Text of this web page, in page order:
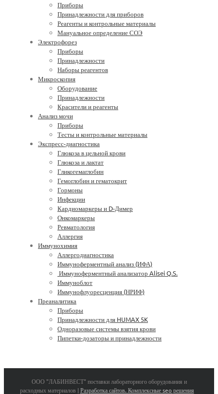
Приборы
Принадлежности для приборов
Реагенты и контрольные материалы
Мануальное определение СОЭ
Электрофорез
Приборы
Принадлежности
Наборы реагентов
Микроскопия
Оборудование
Принадлежности
Красители и реагенты
Анализ мочи
Приборы
Тесты и контрольные материалы
Экспресс-диагностика
Глюкоза в цельной крови
Глюкоза и лактат
Гликогемаглобин
Гемоглобин и гематокрит
Гормоны
Инфекции
Кардиомаркеры и D-Димер
Онкомаркеры
Ревматология
Аллергия
Иммунохимия
Аллергодиагностика
Иммуноферментный анализ (ИФА)
Иммуноферментный анализатор Alisei Q.S.
Иммуноблот
Иммунофлуоресценция (НРИФ)
Преаналитика
Приборы
Принадлежности для HUMAX 5K
Одноразовые системы взятия крови
Пипетки-дозаторы и принадлежности
ООО "ЛАБИНВЕСТ" поставки лабораторного оборудования и
расходных материалов | Разработка сайтов. Комплексные seo решения